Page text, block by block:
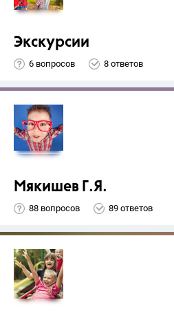
Экскурсии
6 вопросов 8 ответов
Мякишев Г.Я.
88 вопросов 89 ответов